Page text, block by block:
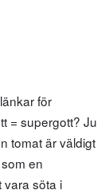
för
= supergott? Ju
tomat är väldigt
en
vara söta i